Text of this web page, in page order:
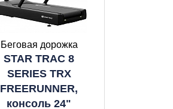
Беговая дорожка
STAR TRAC 8
SERIES TRX
FREERUNNER,
консоль 24"